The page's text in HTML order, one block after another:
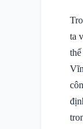
ta